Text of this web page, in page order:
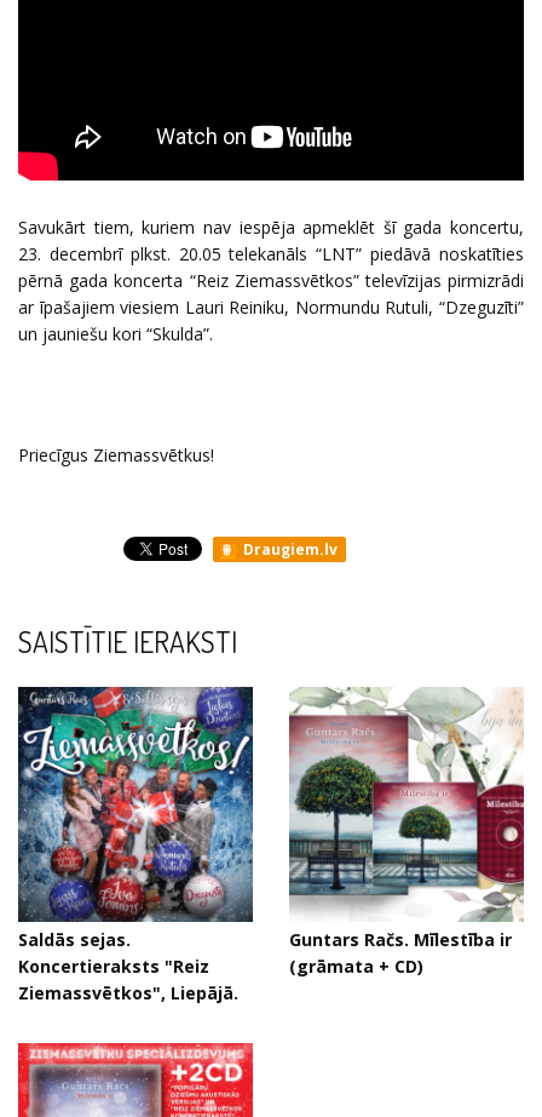
Savukārt tiem, kuriem nav iespēja apmeklēt šī gada koncertu,
23. decembrī plkst. 20.05 telekanāls “LNT” piedāvā noskatīties
pērnā gada koncerta “Reiz Ziemassvētkos” televīzijas pirmizrādi
ar īpašajiem viesiem Lauri Reiniku, Normundu Rutuli, “Dzeguzīti”
un jauniešu kori “Skulda”.
Priecīgus Ziemassvētkus!
Draugiem.lv
SAISTĪTIE IERAKSTI
Saldās sejas.
Koncertieraksts "Reiz
Ziemassvētkos", Liepājā.
Guntars Račs. Mīlestība ir
(grāmata + CD)